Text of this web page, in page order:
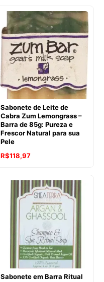
Sabonete de Leite de
Cabra Zum Lemongrass –
Barra de 85g: Pureza e
Frescor Natural para sua
Pele
O
original
R$132,09.
R$118,97O
atual
é:
R$118,97.
Sabonete em Barra Ritual